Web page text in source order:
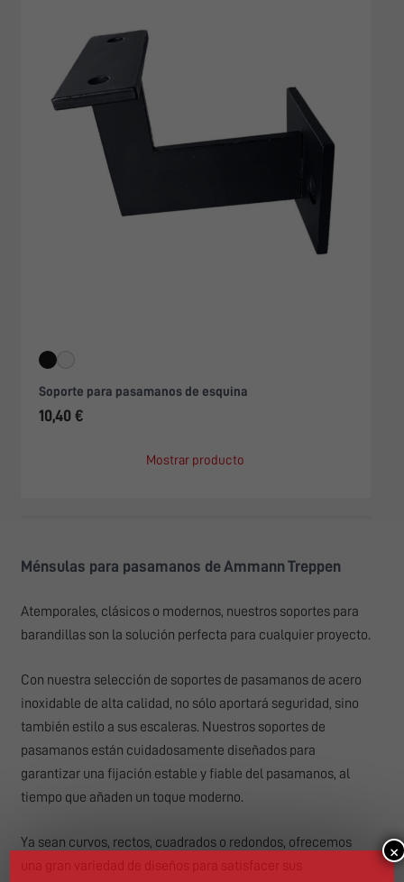
Soporte para pasamanos de esquina
10,40 €
Mostrar producto
Ménsulas para pasamanos de Ammann Treppen
Atemporales, clásicos o modernos, nuestros soportes para
barandillas son la solución perfecta para cualquier proyecto.
Con nuestra selección de soportes de pasamanos de acero
inoxidable de alta calidad, no sólo aportará seguridad, sino
también estilo a sus escaleras. Nuestros soportes de
pasamanos están cuidadosamente diseñados para
garantizar una fijación estable y fiable del pasamanos, al
tiempo que añaden un toque moderno.
Ya sean curvos, rectos, cuadrados o redondos, ofrecemos
una gran variedad de diseños para satisfacer sus
×